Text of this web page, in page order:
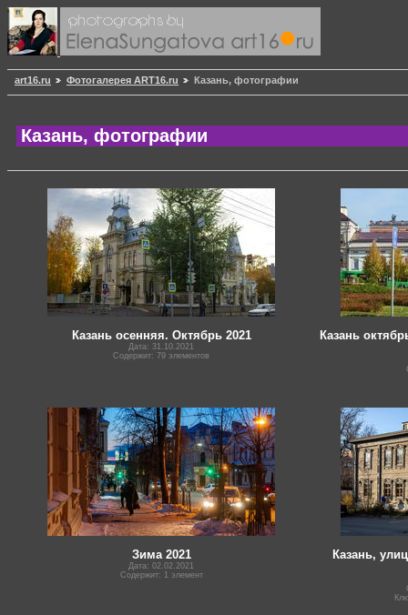
art16.ru Фотогалерея ART16.ru Казань, фотографии
Казань, фотографии
Казань осенняя. Октябрь 2021
Дата: 31.10.2021
Содержит: 79 элементов
Казань
Зима 2021
Дата: 02.02.2021
Содержит: 1 элемент
Казань,